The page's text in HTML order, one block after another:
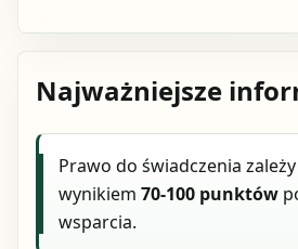
Najważniejsze
Prawo do świadczenia
wynikiem70-100 punktów
wsparcia.